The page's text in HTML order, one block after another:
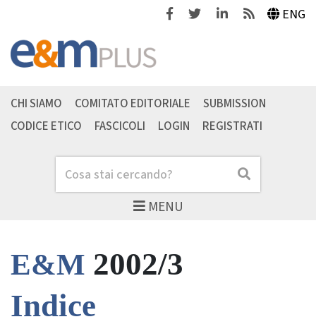
FacebookTwitterLinkedinFeeds ENG
MENU
Cerca Cerca
CHI SIAMO COMITATO EDITORIALE
SUBMISSION
CODICE ETICO
FASCICOLI LOGIN REGISTRATI
E&M 2002/3
Indice